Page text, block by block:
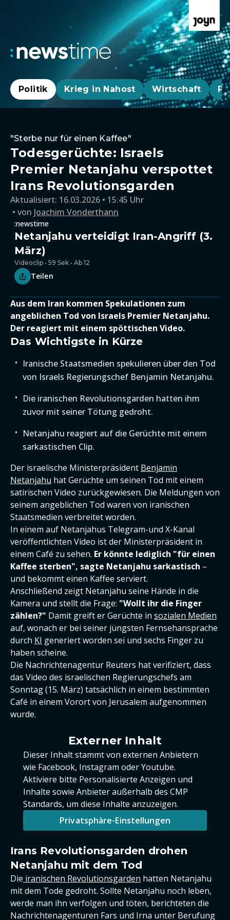
Politik Krieg in Nahost Wirtschaft
"Sterbe nur für einen Kaffee"
Todesgerüchte: Israels
Premier Netanjahu verspottet
Irans Revolutionsgarden
Aktualisiert: 16.03.2026 • 15:45 Uhr
von Joachim Vonderthann
:newstime
Netanjahu verteidigt Iran-Angriff (3.
März)
Videoclip • 59 Sek • Ab 12
Teilen
Aus dem Iran kommen Spekulationen zum
angeblichen Tod von Israels Premier Netanjahu.
Der reagiert mit einem spöttischen Video.
Das Wichtigste in Kürze
Iranische Staatsmedien spekulieren über den Tod
von Israels Regierungschef Benjamin Netanjahu.
Die iranischen Revolutionsgarden hatten ihm
zuvor mit seiner Tötung gedroht.
Netanjahu reagiert auf die Gerüchte mit einem
sarkastischen Clip.
Der israelische Ministerpräsident Benjamin
Netanjahu hat Gerüchte um seinen Tod mit einem
satirischen Video zurückgewiesen. Die Meldungen von
seinem angeblichen Tod waren von iranischen
Staatsmedien verbreitet worden.
In einem auf Netanjahus Telegram-und X-Kanal
veröffentlichten Video ist der Ministerpräsident in
einem Café zu sehen. Er könnte lediglich "für einen
Kaffee sterben", sagte Netanjahu sarkastisch –
und bekommt einen Kaffee serviert.
Anschließend zeigt Netanjahu seine Hände in die
Kamera und stellt die Frage: "Wollt ihr die Finger
zählen?" Damit greift er Gerüchte in sozialen Medien
auf, wonach er bei seiner jüngsten Fernsehansprache
durch KI generiert worden sei und sechs Finger zu
haben scheine.
Die Nachrichtenagentur Reuters hat verifiziert, dass
das Video des israelischen Regierungschefs am
Sonntag (15. März) tatsächlich in einem bestimmten
Café in einem Vorort von Jerusalem aufgenommen
wurde.
Externer Inhalt
Dieser Inhalt stammt von externen Anbietern
wie Facebook, Instagram oder Youtube.
Aktiviere bitte Personalisierte Anzeigen und
Inhalte sowie Anbieter außerhalb des CMP
Standards, um diese Inhalte anzuzeigen.
Privatsphäre-Einstellungen
Irans Revolutionsgarden drohen
Netanjahu mit dem Tod
Die iranischen Revolutionsgarden hatten Netanjahu
mit dem Tode gedroht. Sollte Netanjahu noch leben,
werde man ihn verfolgen und töten, berichteten die
Nachrichtenagenturen Fars und Irna unter Berufung